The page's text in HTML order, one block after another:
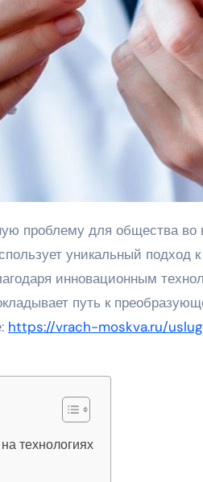
уникальный подход
инновационным
путь к
https://vrach-moskva.ru/
технологиях